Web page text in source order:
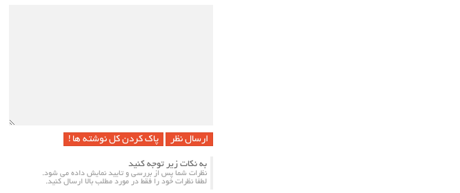
پاک کردن کل نوشته ها !
به نکات زیر توجه کنید
نظرات شما پس از بررسی و تایید نمایش داده می شود.
لطفا نظرات خود را فقط در مورد مطلب بالا ارسال کنید.